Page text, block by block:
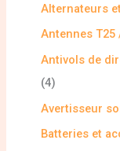
Alternateurs
Antennes T25
Antivols de
4
Avertisseur
Batteries et